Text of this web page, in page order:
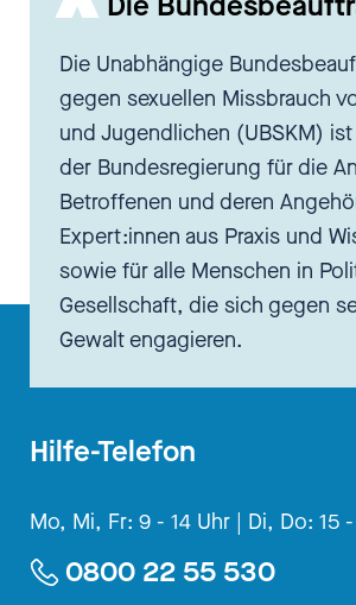
Ich glaube, das ist ganz,
schwer zu sagen, weil im
genommen ist das eben
was die überwiegende
macht. Dazu müssten wir
alle Menschen befragen,
so machen und versuchen,
dann zusammenzufassen.
ich glaube, dass das so
können: "Das ist normaler
was wie: Was ist normaler
oder was ist normales
Die Unabhängige
gegen sexuellen Missbrauch
und Jugendlichen (UBSKM)
der Bundesregierung für die
Betroffenen und deren
Expert:innen aus Praxis und
sowie für alle Menschen in
Gesellschaft, die sich gegen
Gewalt engagieren.
Hilfe-Telefon
Mo, Mi, Fr: 9 - 14 Uhr | Di, Do: 15
0800 22 55 530